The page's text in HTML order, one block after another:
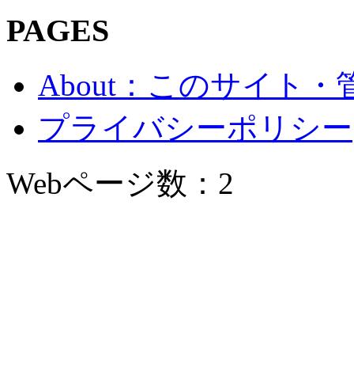
PAGES
About：このサイト・
プライバシーポリシー
Webページ数：2